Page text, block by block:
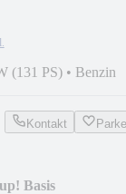
(131 PS) • Benzin
Kontakt
Basis